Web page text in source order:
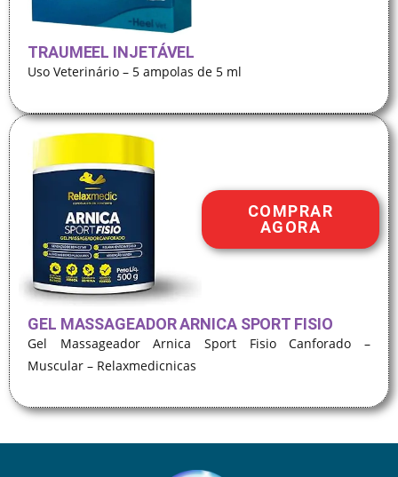
TRAUMEEL INJETÁVEL
Uso Veterinário – 5 ampolas de 5 ml
COMPRAR
AGORA
GEL MASSAGEADOR ARNICA SPORT FISIO
Gel Massageador Arnica Sport Fisio Canforado –
Muscular – Relaxmedicnicas